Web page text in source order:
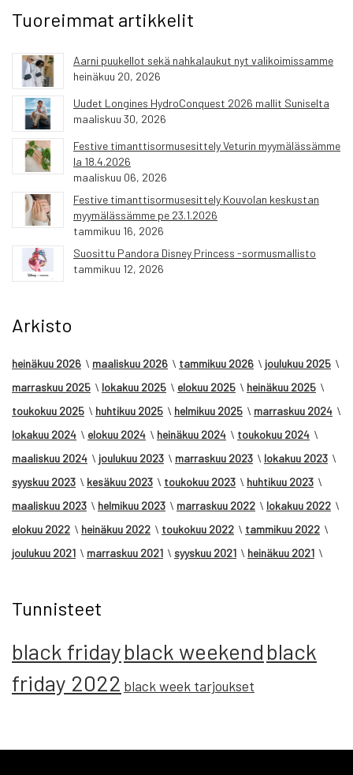
Tuoreimmat artikkelit
Aarni puukellot sekä nahkalaukut nyt valikoimissamme
heinäkuu 20, 2026
Uudet Longines HydroConquest 2026 mallit Suniselta
maaliskuu 30, 2026
Festive timanttisormusesittely Veturin myymälässämme
la 18.4.2026
maaliskuu 06, 2026
Festive timanttisormusesittely Kouvolan keskustan
myymälässämme pe 23.1.2026
tammikuu 16, 2026
Suosittu Pandora Disney Princess -sormusmallisto
tammikuu 12, 2026
Arkisto
heinäkuu 2026 maaliskuu 2026 tammikuu 2026
joulukuu 2025
marraskuu 2025
lokakuu 2025 elokuu 2025
heinäkuu 2025
toukokuu 2025
huhtikuu 2025 helmikuu 2025
marraskuu 2024
lokakuu 2024
elokuu 2024 heinäkuu 2024
toukokuu 2024
maaliskuu 2024
joulukuu 2023 marraskuu 2023
lokakuu 2023
syyskuu 2023
kesäkuu 2023 toukokuu 2023
huhtikuu 2023
maaliskuu 2023
helmikuu 2023 marraskuu 2022
lokakuu 2022
elokuu 2022
heinäkuu 2022 toukokuu 2022
tammikuu 2022
joulukuu 2021
marraskuu 2021 syyskuu 2021 heinäkuu 2021
Tunnisteet
black fridayblack weekend black
friday 2022 black week tarjoukset